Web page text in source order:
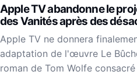
Apple TV abandonne le
des Vanités après des
Apple TV ne donnera
adaptation de l'œuvre Le
roman de Tom Wolfe